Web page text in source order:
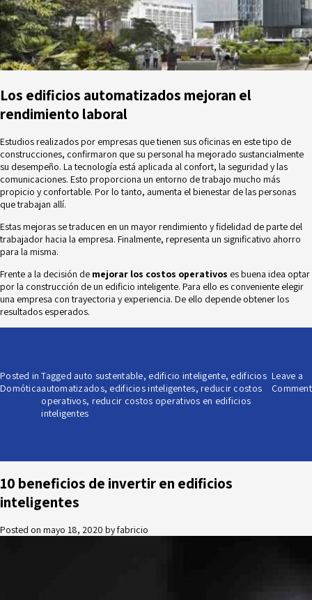
Los edificios automatizados mejoran el
rendimiento laboral
Estudios realizados por empresas que tienen sus oficinas en este tipo de
construcciones, confirmaron que su personal ha mejorado sustancialmente
su desempeño. La tecnología está aplicada al confort, la seguridad y las
comunicaciones. Esto proporciona un entorno de trabajo mucho más
propicio y confortable. Por lo tanto, aumenta el bienestar de las personas
que trabajan allí.
Estas mejoras se traducen en un mayor rendimiento y fidelidad de parte del
trabajador hacia la empresa. Finalmente, representa un significativo ahorro
para la misma.
Frente a la decisión de mejorar los costos operativos es buena idea optar
por la construcción de un edificio inteligente. Para ello es conveniente elegir
una empresa con trayectoria y experiencia. De ello depende obtener los
resultados esperados.
Posted in
Domótica
Tagged auto sustentable, edificio inteligente, edificios
automatizados, edificios inteligentes,reducir costos
operativos, reducir costos operativos en edificios
inteligentes
Leave a
Comment
10 beneficios de invertir en edificios
inteligentes
Posted on mayo 18, 2020 byfabricio